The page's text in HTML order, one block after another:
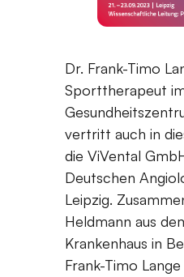
Dr. Frank-Timo
Sporttherapeut
vertritt auch in
die ViVental
Deutschen
Leipzig.
Heldmann aus
Krankenhaus in
Frank-Timo